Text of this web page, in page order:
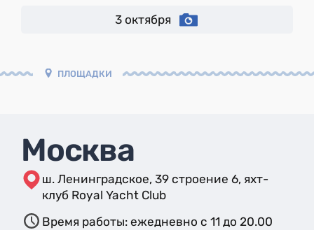
3 октября
ПЛОЩАДКИ
Москва
ш. Ленинградское, 39 строение 6, яхт-
клуб Royal Yacht Club
Время работы: ежедневно с 11 до 20.00